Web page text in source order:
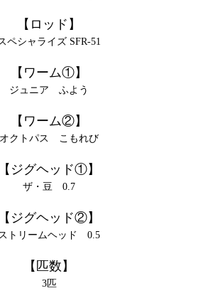
【ロッド】
ペシャライズ SFR-51
【ワーム①】
ジュニア ふよう
【ワーム②】
オクトパス こもれび
【ジグヘッド①】
ザ・豆 0.7
【ジグヘッド②】
ストリームヘッド 0.5
【匹数】
3匹